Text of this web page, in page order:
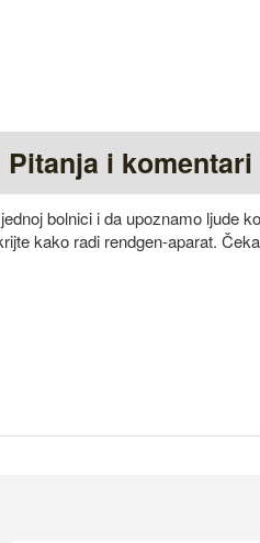
Pitanja i komentari
bolnici i da upoznamo ljude
kako radi rendgen-aparat.